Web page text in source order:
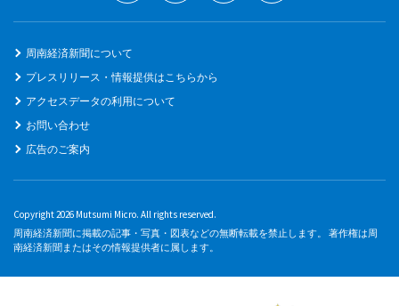
周南経済新聞について
プレスリリース・情報提供はこちらから
アクセスデータの利用について
お問い合わせ
広告のご案内
Copyright 2026 Mutsumi Micro. All rights reserved.
周南経済新聞に掲載の記事・写真・図表などの無断転載を禁止します。 著作権は周
南経済新聞またはその情報提供者に属します。